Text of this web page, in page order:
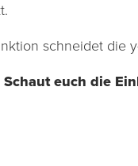
schneidet die
euch die